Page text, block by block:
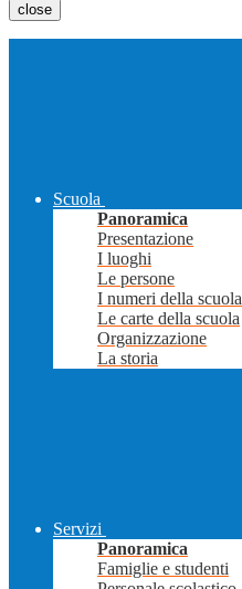
close
Scuola
Panoramica
Presentazione
I luoghi
Le persone
I numeri della scuola
Le carte della scuola
Organizzazione
La storia
Servizi
Panoramica
Famiglie e studenti